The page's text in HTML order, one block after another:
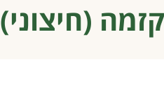
(חיצוני)